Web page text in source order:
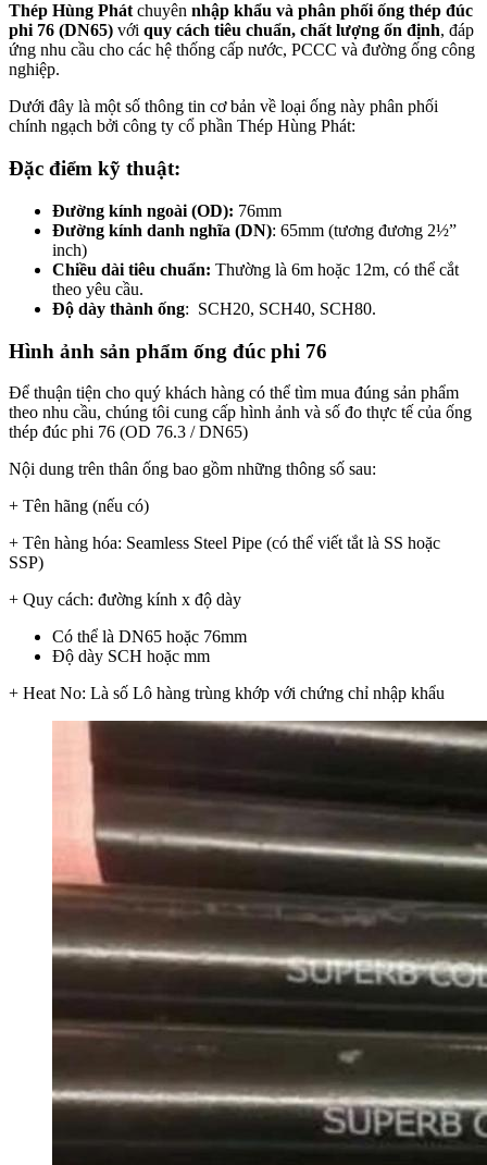
Thép Hùng Phát chuyên nhập khẩu và phân phối ống thép đúc
phi 76 (DN65) với quy cách tiêu chuẩn, chất lượng ổn định, đáp
ứng nhu cầu cho các hệ thống cấp nước, PCCC và đường ống công
nghiệp.
Dưới đây là một số thông tin cơ bản về loại ống này phân phối
chính ngạch bởi công ty cổ phần Thép Hùng Phát:
Đặc điểm kỹ thuật:
Đường kính ngoài (OD): 76mm
Đường kính danh nghĩa (DN): 65mm (tương đương 2½”
inch)
Chiều dài tiêu chuẩn: Thường là 6m hoặc 12m, có thể cắt
theo yêu cầu.
Độ dày thành ống: SCH20, SCH40, SCH80.
Hình ảnh sản phẩm ống đúc phi 76
Để thuận tiện cho quý khách hàng có thể tìm mua đúng sản phẩm
theo nhu cầu, chúng tôi cung cấp hình ảnh và số đo thực tế của ống
thép đúc phi 76 (OD 76.3 / DN65)
Nội dung trên thân ống bao gồm những thông số sau:
+ Tên hãng (nếu có)
+ Tên hàng hóa: Seamless Steel Pipe (có thể viết tắt là SS hoặc
SSP)
+ Quy cách: đường kính x độ dày
Có thể là DN65 hoặc 76mm
Độ dày SCH hoặc mm
+ Heat No: Là số Lô hàng trùng khớp với chứng chỉ nhập khẩu